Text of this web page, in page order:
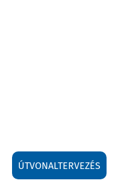
ÚTVONALTERVEZÉS